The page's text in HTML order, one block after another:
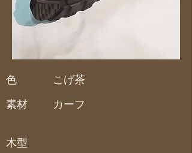
色
素材
こげ茶
カーフ
木型